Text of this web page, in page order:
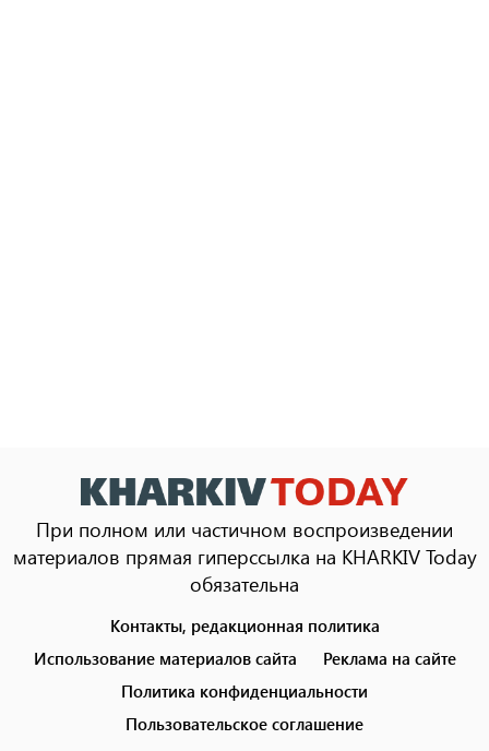
При полном или частичном воспроизведении
материалов прямая гиперссылка на KHARKIV Today
обязательна
menu
Контакты, редакционная политика
Использование материалов сайта
Реклама на сайте
Политика конфиденциальности
Пользовательское соглашение